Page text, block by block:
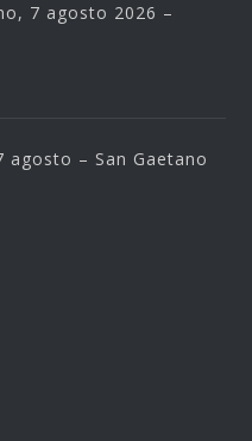
7 agosto 2026 –
agosto – San Gaetano